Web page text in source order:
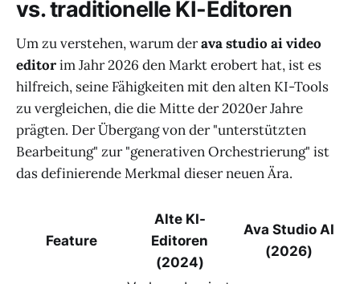
vs. traditionelle KI-Editoren
Um zu verstehen, warum derava studio ai video
editorim Jahr 2026 den Markt erobert hat, ist es
hilfreich, seine Fähigkeiten mit den alten KI-Tools
zu vergleichen, die die Mitte der 2020er Jahre
prägten. Der Übergang von der "unterstützten
Bearbeitung" zur "generativen Orchestrierung" ist
das definierende Merkmal dieser neuen Ära.
Feature
Alte KI-
Editoren
(2024)
Ava Studio AI
(2026)